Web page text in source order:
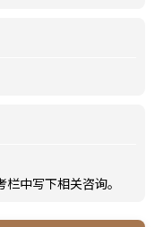
中写下相关咨询。